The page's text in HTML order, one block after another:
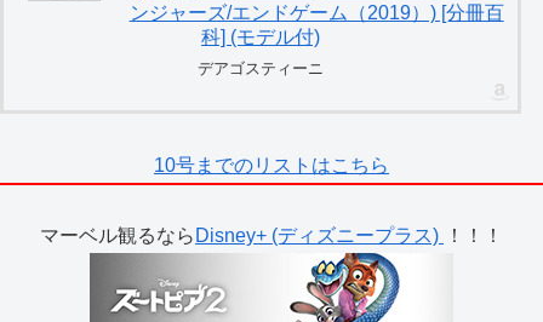
ンジャーズ/エンドゲーム（2019）) [分冊百
科] (モデル付)
デアゴスティーニ
10号までのリストはこちら
マーベル観るなら Disney+ (ディズニープラス) ！！！